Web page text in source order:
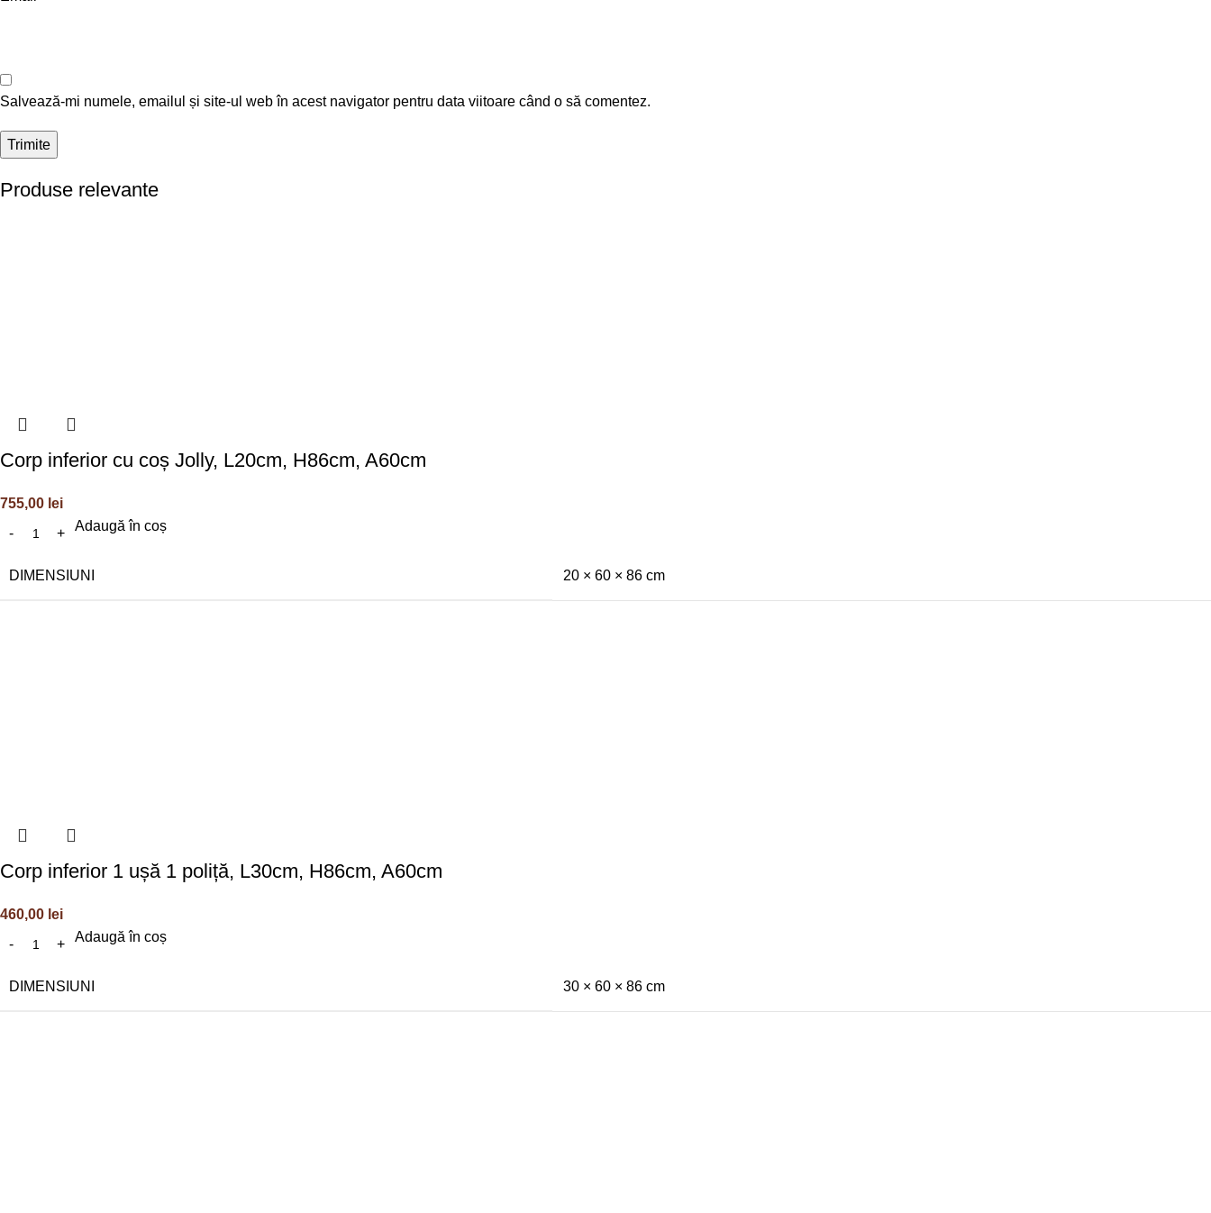
Salvează-mi numele, emailul și site-ul web în acest navigator pentru data viitoare când o să comentez.
Produse relevante
Corp inferior cu coș Jolly, L20cm, H86cm, A60cm
755,00 lei
Adaugă în coș
DIMENSIUNI 20 × 60 × 86 cm
Corp inferior 1 ușă 1 poliță, L30cm, H86cm, A60cm
460,00 lei
Adaugă în coș
DIMENSIUNI 30 × 60 × 86 cm